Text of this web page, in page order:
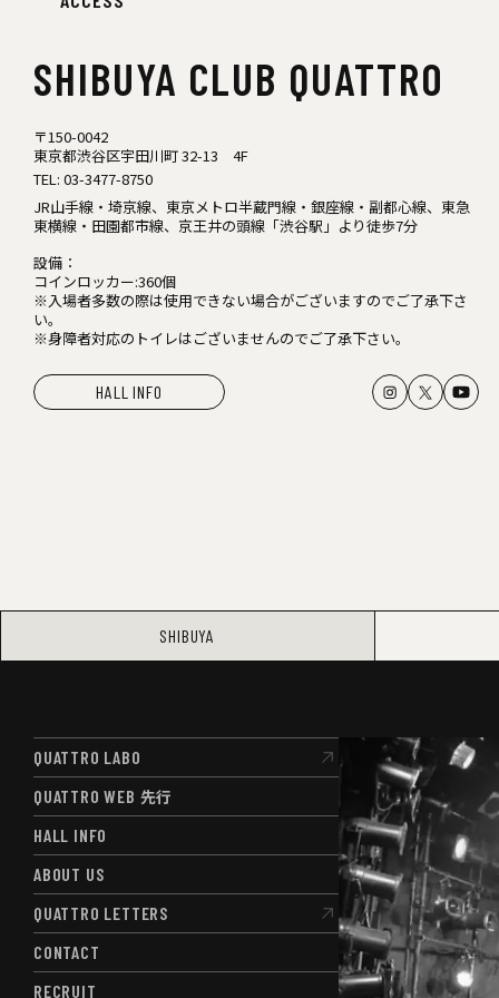
SHIBUYA CLUB QUATTRO
〒150-0042
東京都渋谷区宇田川町 32-13 4F
TEL: 03-3477-8750
JR山手線・埼京線、東京メトロ半蔵門線・銀座線・副都心線、東急
東横線・田園都市線、京王井の頭線「渋谷駅」より徒歩7分
設備：
コインロッカー:360個
※入場者多数の際は使用できない場合がございますのでご了承下さ
い。
※身障者対応のトイレはございませんのでご了承下さい。
HALL INFO
SHIBUYA
QUATTRO LABO
QUATTRO LABO
QUATTRO WEB 先行
QUATTRO WEB先行
HALL INFO
HALL INFO
ABOUT US
ABOUT US
QUATTRO LETTERS
QUATTRO LETTERS
CONTACT
CONTACT
RECRUIT